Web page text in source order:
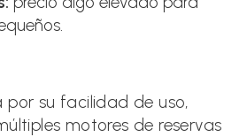
por su facilidad de uso,
motores de reservas